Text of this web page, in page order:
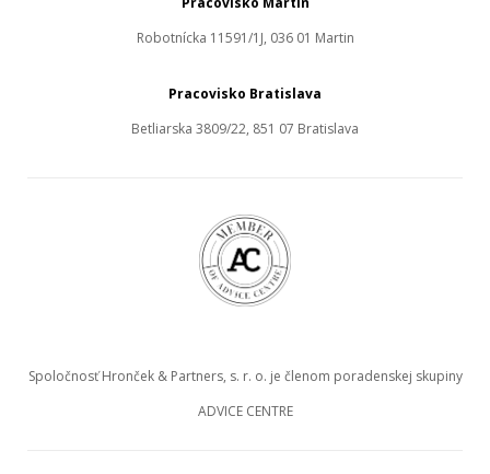
Robotnícka 11591/1J, 036 01 Martin
Pracovisko Bratislava
Betliarska 3809/22, 851 07 Bratislava
Spoločnosť Hronček & Partners, s. r. o. je členom poradenskej skupiny
ADVICE CENTRE